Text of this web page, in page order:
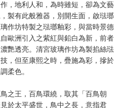
，地利人和，為時雖短，卻為文藝
製有此般雅器，別開生面，啟琺瑯
作坊特製之琺瑯釉彩，與當時景德
歐洲引入之紫紅與鉛白為新，前者
艷透亮。清宮玻璃作坊為製掐絲琺
，但至康熙之時，疊施為彩，摻於
柔色。
之王，百鳥環繞，取其「百鳥朝
於太平盛世，鳥中之長，意指君